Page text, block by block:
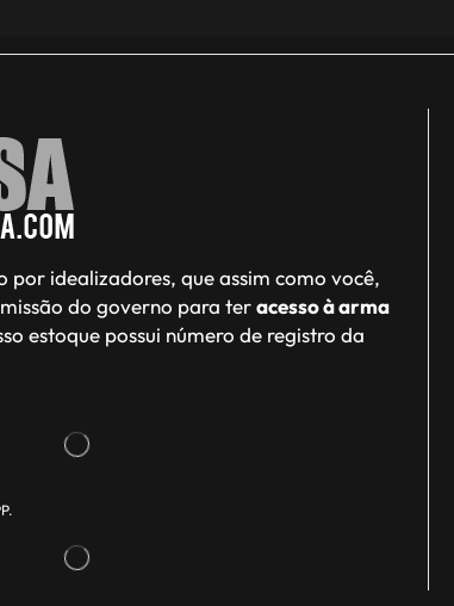
por idealizadores, que assim como você,
do governo para teracesso à arma
estoque possui número de registro da